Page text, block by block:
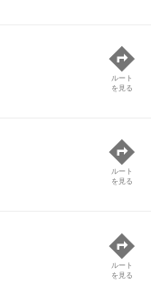
ルート
を見る
ルート
を見る
ルート
を見る